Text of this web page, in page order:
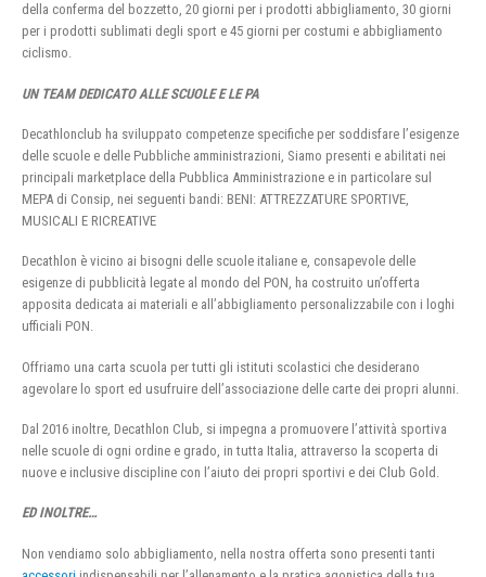
della conferma del bozzetto, 20 giorni per i prodotti abbigliamento, 30 giorni
per i prodotti sublimati degli sport e 45 giorni per costumi e abbigliamento
ciclismo.
UN TEAM DEDICATO ALLE SCUOLE E LE PA
Decathlonclub ha sviluppato competenze specifiche per soddisfare l’esigenze
delle scuole e delle Pubbliche amministrazioni, Siamo presenti e abilitati nei
principali marketplace della Pubblica Amministrazione e in particolare sul
MEPA di Consip, nei seguenti bandi: BENI: ATTREZZATURE SPORTIVE,
MUSICALI E RICREATIVE
Decathlon è vicino ai bisogni delle scuole italiane e, consapevole delle
esigenze di pubblicità legate al mondo del PON, ha costruito un’offerta
apposita dedicata ai materiali e all’abbigliamento personalizzabile con i loghi
ufficiali PON.
Offriamo una carta scuola per tutti gli istituti scolastici che desiderano
agevolare lo sport ed usufruire dell’associazione delle carte dei propri alunni.
Dal 2016 inoltre, Decathlon Club, si impegna a promuovere l’attività sportiva
nelle scuole di ogni ordine e grado, in tutta Italia, attraverso la scoperta di
nuove e inclusive discipline con l’aiuto dei propri sportivi e dei Club Gold.
ED INOLTRE…
Non vendiamo solo abbigliamento, nella nostra offerta sono presenti tanti